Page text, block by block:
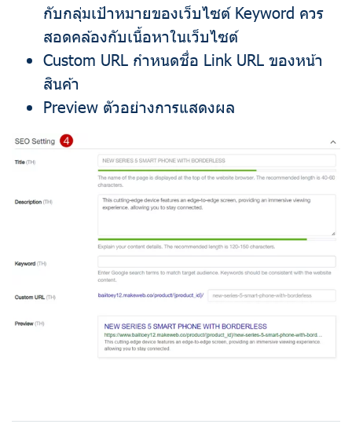
กับกลุ่มเป้าหมายของเว็บไซต์​ Keyword ควร
สอดคล้องกับเนื้อหาในเว็บไซต์
Custom URL กำหนดชื่อ Link URL ของหน้า
สินค้า
Preview ตัวอย่างการแสดงผล